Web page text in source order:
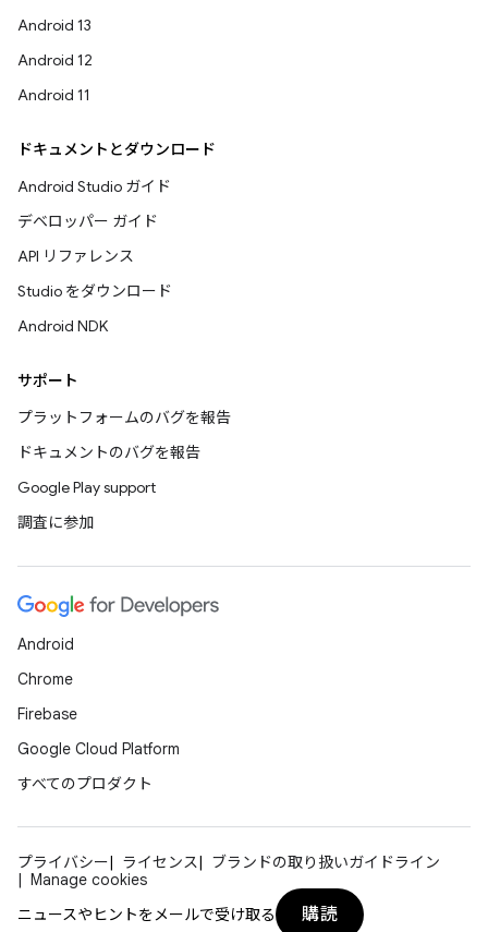
Android 13
Android 12
Android 11
ドキュメントとダウンロード
Android Studio ガイド
デベロッパー ガイド
API リファレンス
Studio をダウンロード
Android NDK
サポート
プラットフォームのバグを報告
ドキュメントのバグを報告
Google Play support
調査に参加
Android
Chrome
Firebase
Google Cloud Platform
すべてのプロダクト
プライバシー ライセンス
ブランドの取り扱いガイドライン
Manage cookies
ニュースやヒントをメールで受け取る
購読